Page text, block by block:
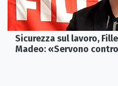
Sicurezza sul lavoro,
Madeo: «Servono